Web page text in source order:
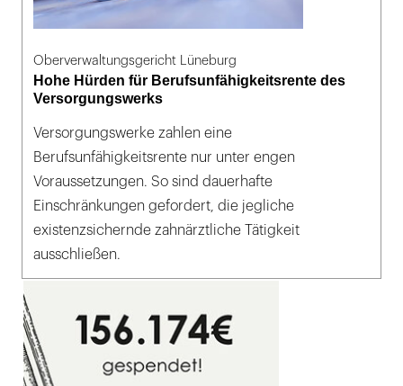
Oberverwaltungsgericht Lüneburg
Hohe Hürden für Berufsunfähigkeitsrente des
Versorgungswerks
Versorgungswerke zahlen eine
Berufsunfähigkeitsrente nur unter engen
Voraussetzungen. So sind dauerhafte
Einschränkungen gefordert, die jegliche
existenzsichernde zahnärztliche Tätigkeit
ausschließen.